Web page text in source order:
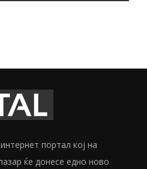
портал кој на
ќе донесе едно ново